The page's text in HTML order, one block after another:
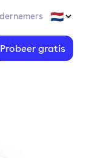
Probeer gratis